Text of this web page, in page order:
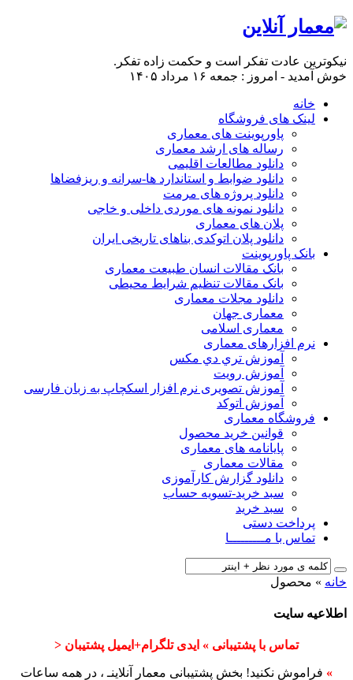
نیکوترین عادت تفکر است و حکمت زاده تفکر.
خوش آمدید - امروز : جمعه ۱۶ مرداد ۱۴۰۵
خانه
لینک های فروشگاه
پاورپوینت های معماری
رساله های ارشد معماری
دانلود مطالعات اقلیمی
دانلود ضوابط و استاندارد ها-سرانه و ریزفضاها
دانلود پروژه های مرمت
دانلود نمونه های موردی داخلی و خاجی
پلان های معماری
دانلود پلان اتوکدی بناهای تاریخی ایران
بانک پاورپوینت
بانک مقالات انسان طبیعت معماری
بانک مقالات تنظیم شرایط محیطی
دانلود مجلات معماری
معماری جهان
معماری اسلامی
نرم افزارهای معماری
آﻣﻮزش ﺗﺮي دي ﻣﮑﺲ
آموزش رویت
آموزش تصویری نرم افزار اسکچاپ به زبان فارسی
آموزش اتوکد
فروشگاه معماری
قوانین خرید محصول
پایانامه های معماری
مقالات معماری
دانلود گزارش کارآموزی
سبد خرید-تسویه حساب
سبد خرید
پرداخت دستی
تماس با مـــــــــا
خانه » محصول
اطلاعیه سایت
تماس با پشتیبانی » ایدی تلگرام+ایمیل پشتیبان <
» فراموش نکنید! بخش پشتیبانی معمار آنلاینـ ، در همه ساعات